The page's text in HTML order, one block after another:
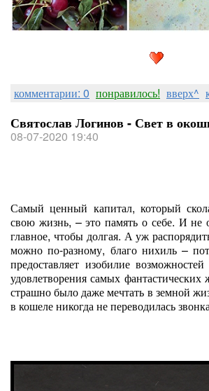
комментарии: 0 понравилось! вверх^
Святослав Логинов - Свет в
08-07-2020 19:40
Самый ценный капитал, который
свою жизнь, – это память о себе. И не
главное, чтобы долгая. А уж
можно по-разному, благо нихиль –
предоставляет изобилие
удовлетворения самых
страшно было даже мечтать в земной
в кошеле никогда не переводилась